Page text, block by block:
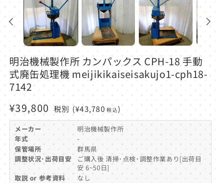
で
メ
(1)
を
開
く
明治機械製作所 カンパックス CPH-18 手動
式廃缶処理機 meijikikaiseisakujo1-cph18-
7142
通
常
価
格
¥39,800 税別 (¥43,780 税込)
メーカー
明治機械製作所
年式
-
保管場所
群馬県
調整状況･出荷目安
ご購入後 清掃･点検･調整作業あり[出荷目
安 6~50日]
取説 or 参考資料
なし